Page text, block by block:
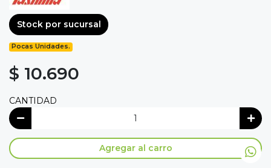
Stock por sucursal
Pocas Unidades.
$ 10.690
CANTIDAD
Agregar al carro